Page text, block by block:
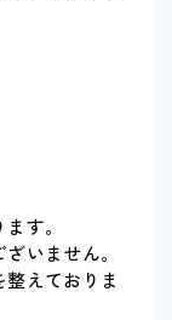
す。
いません。
えておりま